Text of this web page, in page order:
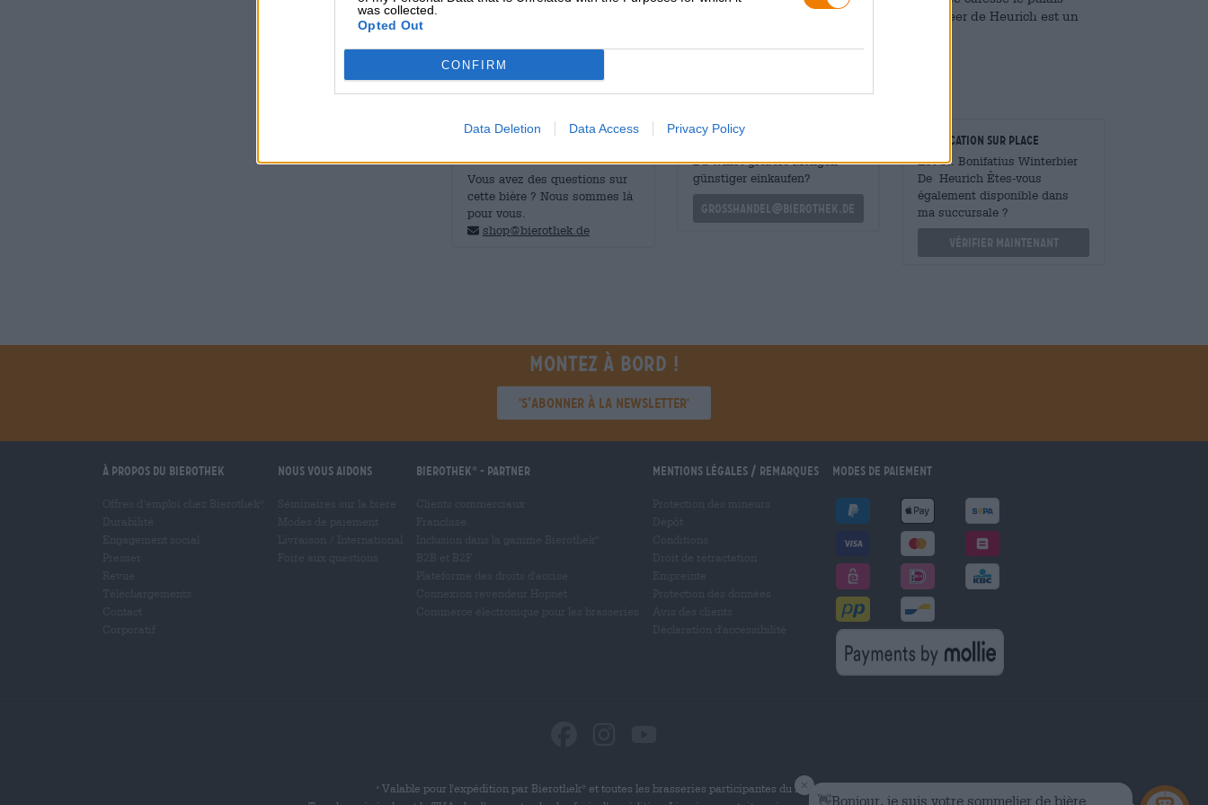
was collected.
Opted Out
CONFIRM
Data Deletion Data Access Privacy Policy
grâce à la douceur du malt et l’amertume du houblon. La St. Bonifatius Winter Beer de Heurich est un
CONSULTATION GRATUITE SUR LA
Vous avez des questions sur
cette bière ? Nous sommes là
pour vous.
shop@bierothek.de
commerçants ou restaurateurs
Du willst größere Mengen
günstiger einkaufen?
grosshandel@bierothek.de
Vérification sur place
Est St. Bonifatius Winterbier
De Heurich Êtes-vous
également disponible dans
ma succursale ?
Vérifier maintenant
Montez à bord !
'S’abonner à la newsletter'
À propos du Bierothek Nous vous aidons Bierothek - Partner Mentions légales / Remarques Modes de paiement
* Valable pour l'expédition par Bierothek
et toutes les brasseries participantes du marché